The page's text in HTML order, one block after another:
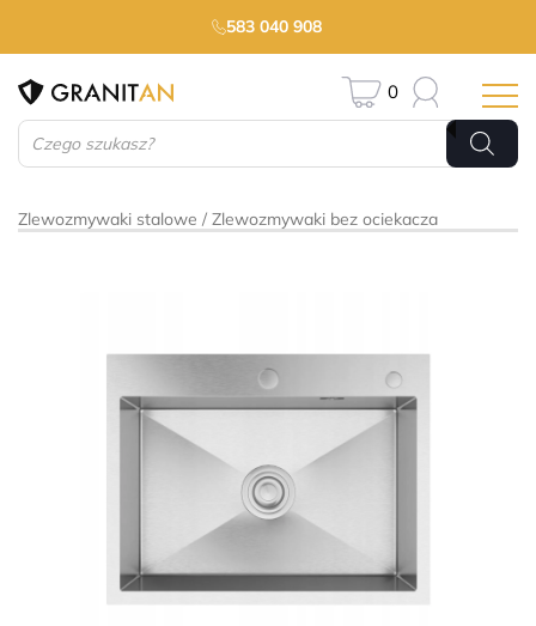
583 040 908
Wyszukiwarka
produktów
0
Zlewozmywaki stalowe Zlewozmywaki bez ociekacza